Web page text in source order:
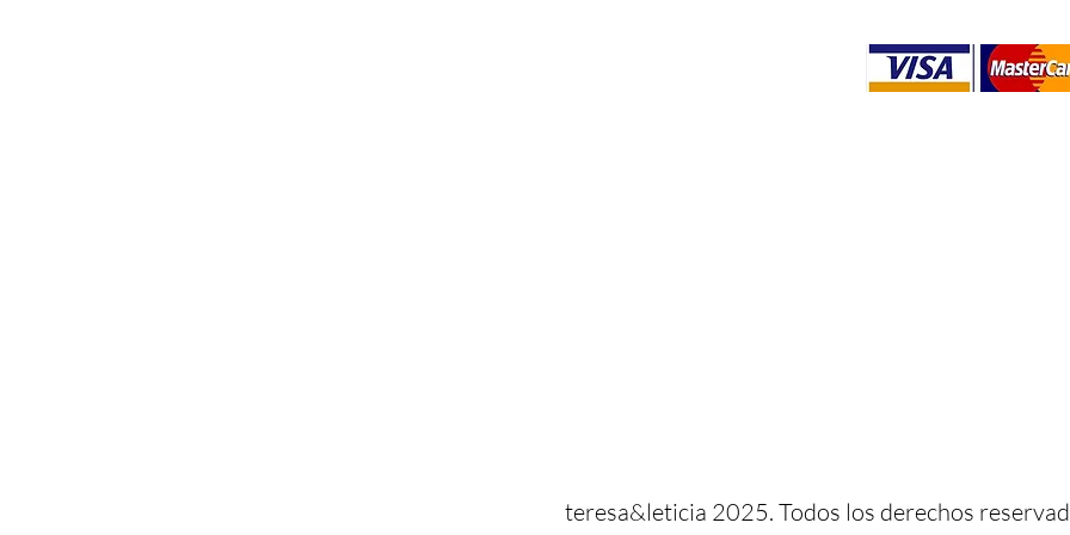
​​teresa&leticia 2025. Todos los derechos